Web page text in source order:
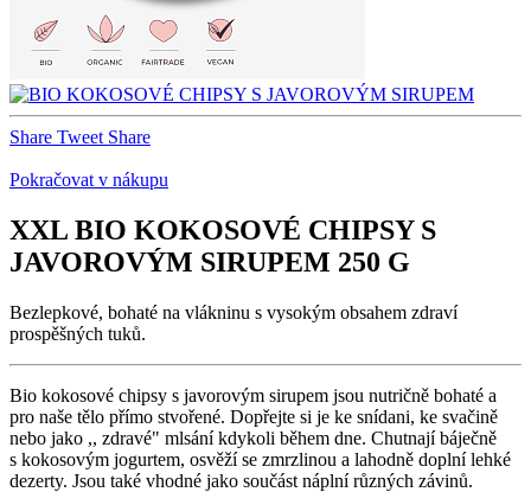
Share Tweet Share
Pokračovat v nákupu
XXL BIO KOKOSOVÉ CHIPSY S
JAVOROVÝM SIRUPEM 250 G
Bezlepkové, bohaté na vlákninu s vysokým obsahem zdraví
prospěšných tuků.
Bio kokosové chipsy s javorovým sirupem jsou nutričně bohaté a
pro naše tělo přímo stvořené. Dopřejte si je ke snídani, ke svačině
nebo jako ,, zdravé" mlsání kdykoli během dne. Chutnají báječně
s kokosovým jogurtem, osvěží se zmrzlinou a lahodně doplní lehké
dezerty. Jsou také vhodné jako součást náplní různých závinů.